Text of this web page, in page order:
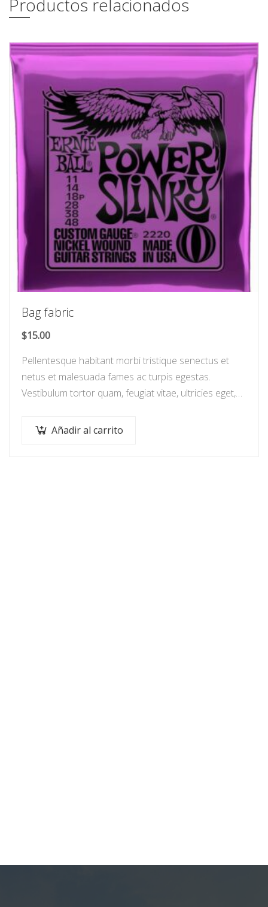
Productos relacionados
Bag fabric
$15.00
Pellentesque habitant morbi tristique senectus et
netus et malesuada fames ac turpis egestas.
Vestibulum tortor quam, feugiat vitae, ultricies eget,
Añadir al carrito